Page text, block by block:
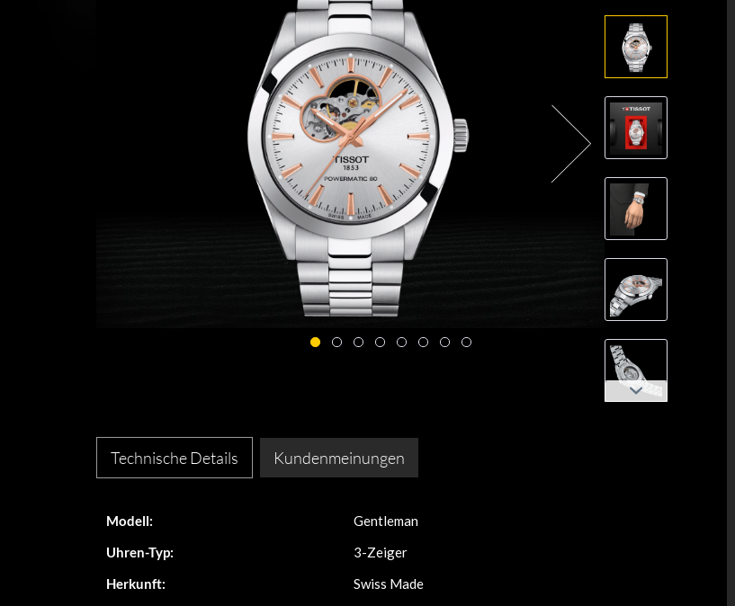
Technische Details Kundenmeinungen
Modell:
Gentleman
Uhren-Typ:
3-Zeiger
Herkunft:
Swiss Made